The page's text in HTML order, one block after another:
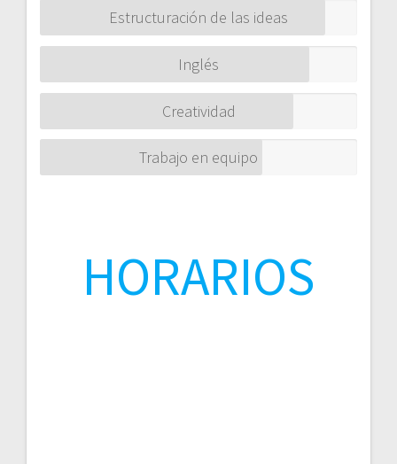
Estructuración de las ideas
Inglés
Creatividad
Trabajo en equipo
HORARIOS